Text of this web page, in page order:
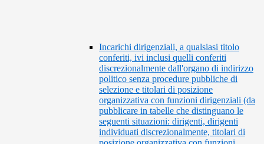
Incarichi dirigenziali, a qualsiasi titolo
conferiti, ivi inclusi quelli conferiti
discrezionalmente dall'organo di indirizzo
politico senza procedure pubbliche di
selezione e titolari di posizione
organizzativa con funzioni dirigenziali (da
pubblicare in tabelle che distinguano le
seguenti situazioni: dirigenti, dirigenti
individuati discrezionalmente, titolari di